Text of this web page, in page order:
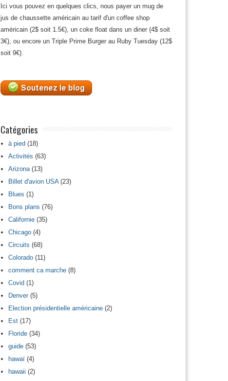
Ici vous pouvez en quelques clics, nous payer un mug de
jus de chaussette américain au tarif d'un coffee shop
américain (2$ soit 1.5€), un coke float dans un diner (4$ soit
3€), ou encore un Triple Prime Burger au Ruby Tuesday (12$
soit 9€).
Catégories
à pied (18)
Activités (63)
Arizona(13)
Billet d'avion USA(23)
Blues (1)
Bons plans (76)
Californie (35)
Chicago (4)
Circuits (68)
Colorado (11)
comment ca marche (8)
Covid (1)
Denver(5)
Election présidentielle américaine (2)
Est (17)
Floride (34)
guide (53)
hawaï (4)
hawaii (2)